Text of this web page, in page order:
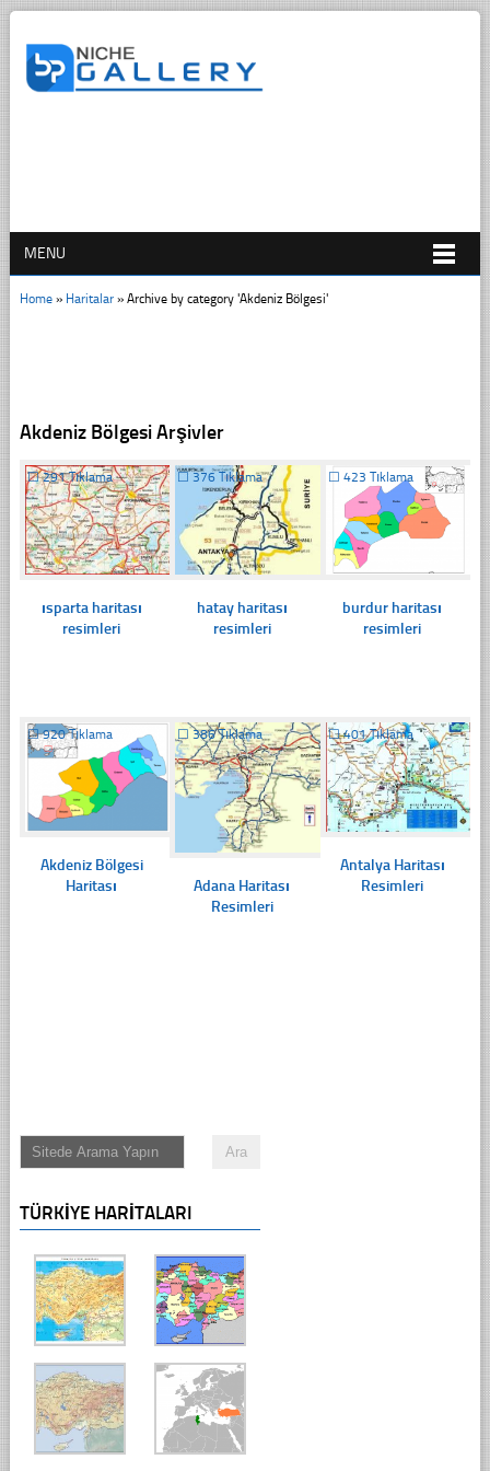
MENU
Home» Haritalar» Archive by category 'Akdeniz Bölgesi'
Akdeniz Bölgesi Arşivler
☐291 Tıklama
ısparta haritası
resimleri
☐376 Tıklama
hatay haritası
resimleri
☐ 423 Tıklama
burdur haritası
resimleri
☐920 Tıklama
Akdeniz Bölgesi
Haritası
☐386 Tıklama
Adana Haritası
Resimleri
☐401 Tıklama
Antalya Haritası
Resimleri
TÜRKIYE HARITALARI